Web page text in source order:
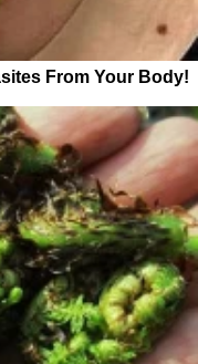
From Your Body!